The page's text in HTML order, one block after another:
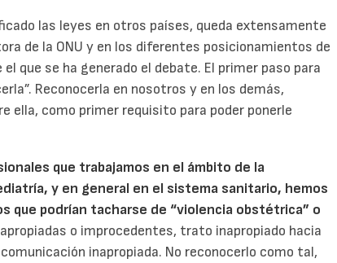
las leyes en otros países, queda extensamente
de la ONU y en los diferentes posicionamientos de
que se ha generado el debate. El primer paso para
Reconocerla en nosotros y en los demás,
ella, como primer requisito para poder ponerle
que trabajamos en el ámbito de la
y en general en el sistema sanitario, hemos
que podrían tacharse de “violencia obstétrica” o
o improcedentes, trato inapropiado hacia
inapropiada. No reconocerlo como tal,